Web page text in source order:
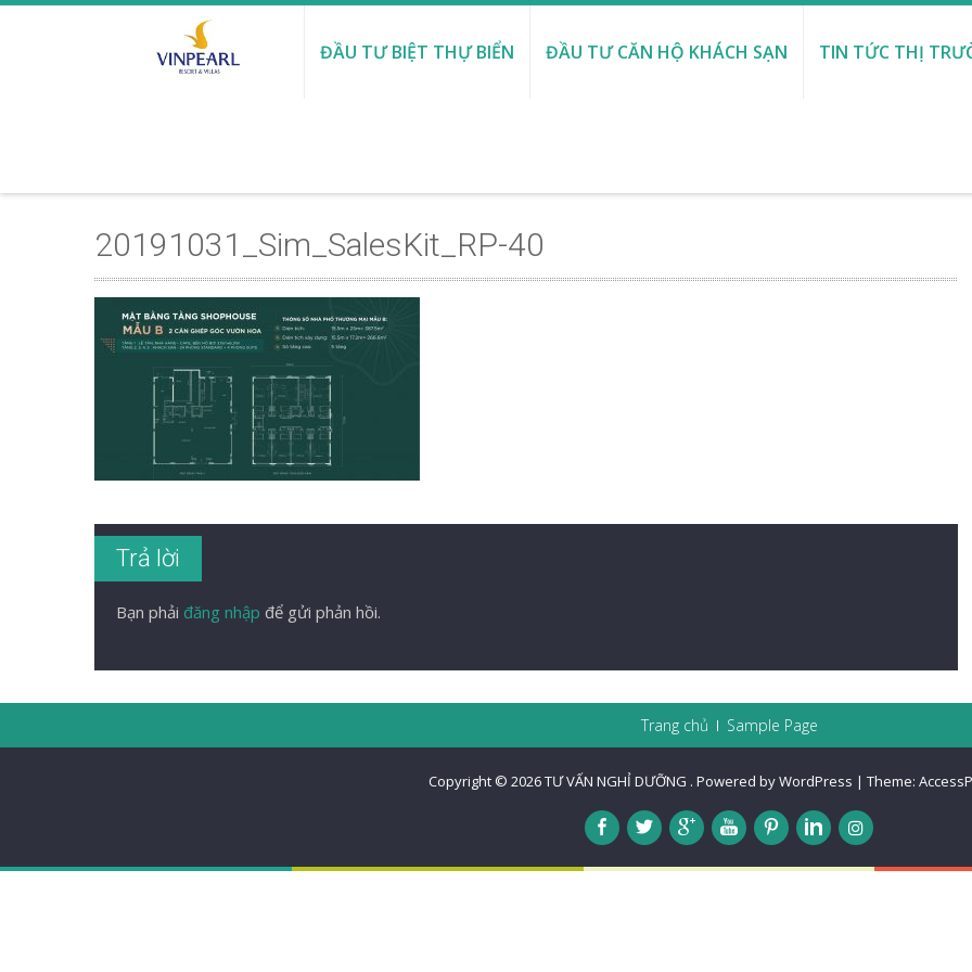
ĐẦU TƯ BIỆT THỰ BIỂN ĐẦU TƯ CĂN HỘ KHÁCH SẠN TIN TỨC THỊ
20191031_Sim_SalesKit_RP-40
Trả lời
Bạn phải đăng nhập để gửi phản hồi.
Trang chủ Sample Page
Copyright © 2026TƯ VẤN NGHỈ DƯỠNG . Powered by WordPress | Theme: